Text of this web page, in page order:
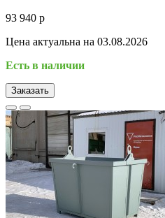
93 940 р
Цена актуальна на 03.08.2026
Есть в наличии
Заказать